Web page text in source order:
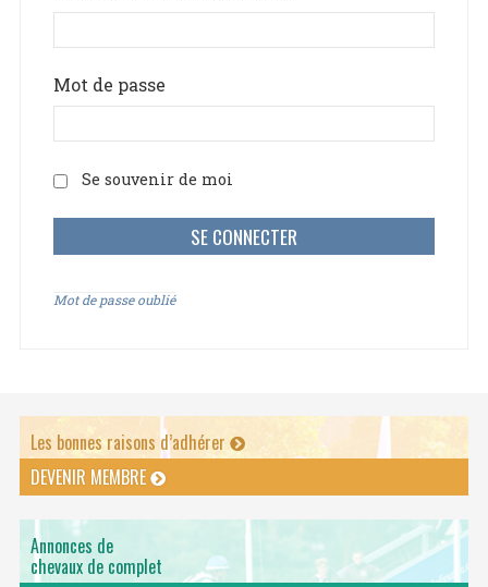
Mot de passe
Se souvenir de moi
Mot de passe oublié
Les bonnes raisons d’adhérer
DEVENIR MEMBRE
Annonces de
chevaux de complet